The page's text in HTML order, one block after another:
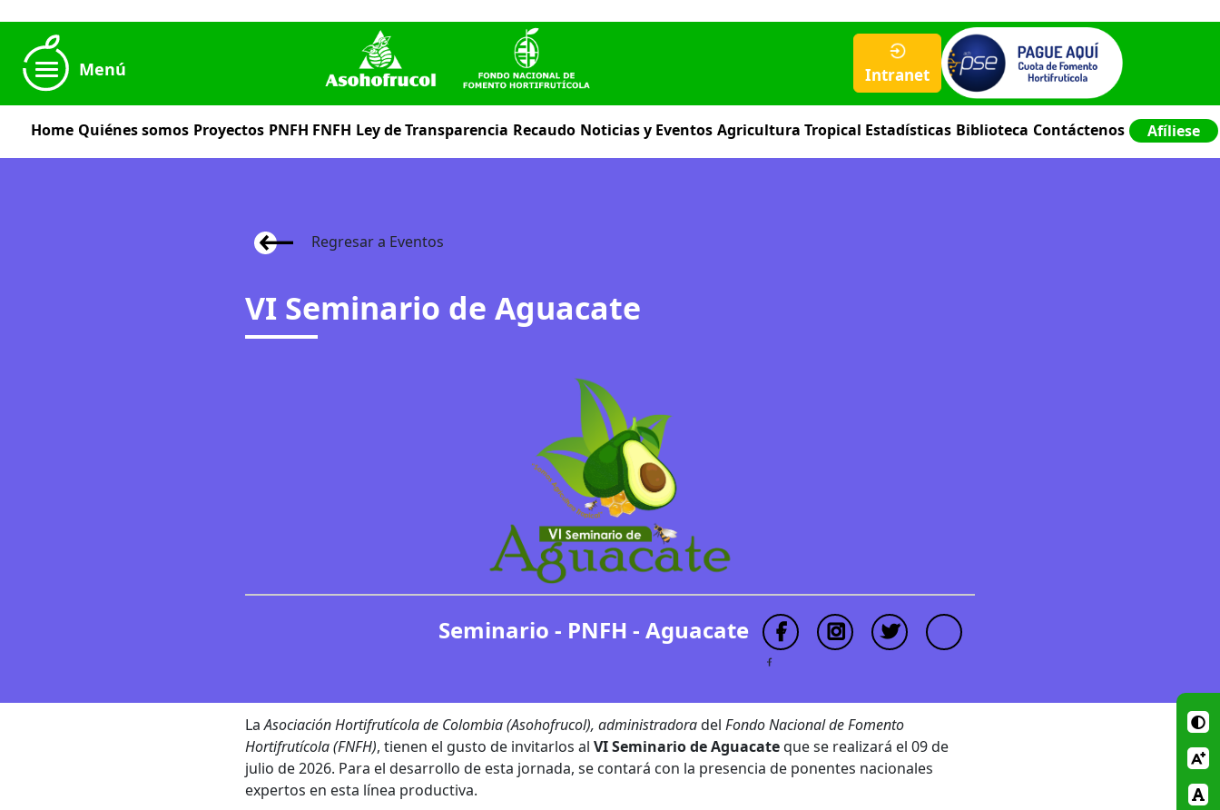
Menú Intranet
Home Quiénes somos Proyectos PNFH FNFH Ley de Transparencia Recaudo Noticias y Eventos Agricultura Tropical Estadísticas Biblioteca Contáctenos Afíliese
Regresar a Eventos
VI Seminario de Aguacate
Seminario - PNFH - Aguacate
LaAsociación Hortifrutícola de Colombia (Asohofrucol), administradoradel Fondo Nacional de Fomento
Hortifrutícola (FNFH), tienen el gusto de invitarlos al VI Seminario de Aguacateque se realizará el 09 de
julio de 2026. Para el desarrollo de esta jornada, se contará con la presencia de ponentes nacionales
expertos en esta línea productiva.